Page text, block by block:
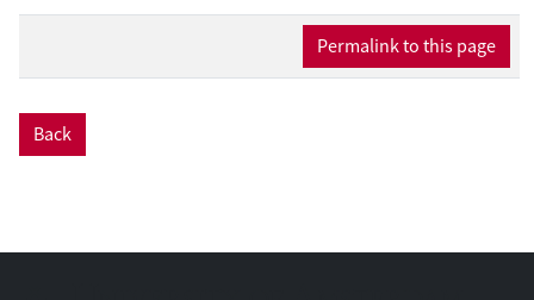
Permalink to this page
Back